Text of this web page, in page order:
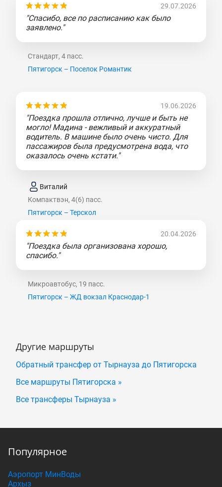
29.07.2026
"Спасибо, все по расписанию как было
заявлено."
Стандарт, 4 пасс.
Пятигорск – Поселок Романтик
19.06.2026
"Поездка прошла отлично, лучше и быть не
могло! Мадина - вежливый и аккуратный
водитель. В машине было очень чисто. Для
пассажиров была предусмотрена вода, что
оказалось очень кстати."
Виталий
Компактвэн, 4(6) пасс.
Пятигорск – Терскол
20.04.2026
"Поездка была организована хорошо,
спасибо."
Микроавтобус, 19 пасс.
Пятигорск – ЖД вокзал Краснодар-1
Другие маршруты
Обратный трансфер от Тырнауза до Пятигорска
Все маршруты Пятигорска »
Все трансферы Тырнауза »
Популярное
Аэропорт МинВоды
Архыз